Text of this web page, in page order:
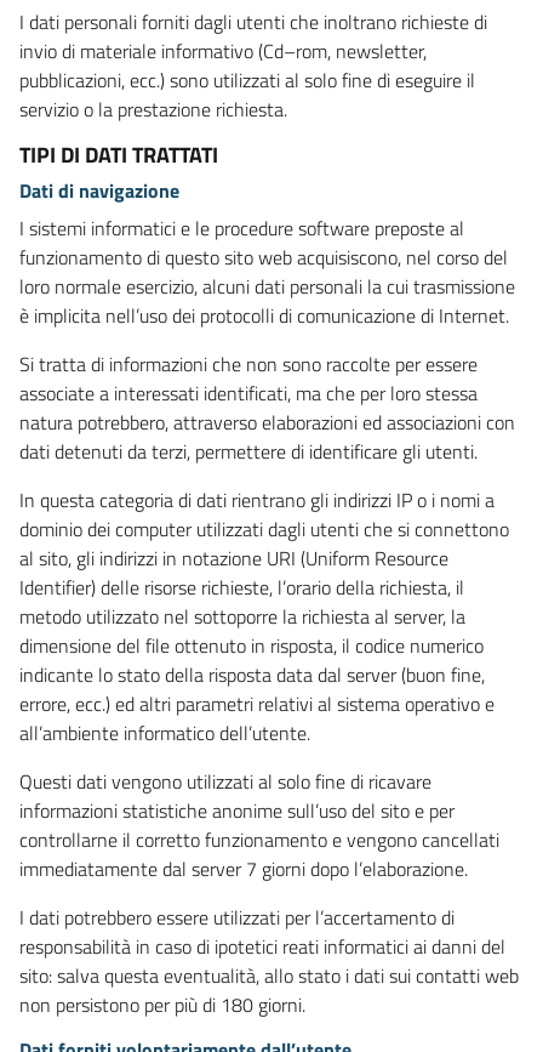
I dati personali forniti dagli utenti che inoltrano richieste di
invio di materiale informativo (Cd–rom, newsletter,
pubblicazioni, ecc.) sono utilizzati al solo fine di eseguire il
servizio o la prestazione richiesta.
TIPI DI DATI TRATTATI
Dati di navigazione
I sistemi informatici e le procedure software preposte al
funzionamento di questo sito web acquisiscono, nel corso del
loro normale esercizio, alcuni dati personali la cui trasmissione
è implicita nell’uso dei protocolli di comunicazione di Internet.
Si tratta di informazioni che non sono raccolte per essere
associate a interessati identificati, ma che per loro stessa
natura potrebbero, attraverso elaborazioni ed associazioni con
dati detenuti da terzi, permettere di identificare gli utenti.
In questa categoria di dati rientrano gli indirizzi IP o i nomi a
dominio dei computer utilizzati dagli utenti che si connettono
al sito, gli indirizzi in notazione URI (Uniform Resource
Identifier) delle risorse richieste, l’orario della richiesta, il
metodo utilizzato nel sottoporre la richiesta al server, la
dimensione del file ottenuto in risposta, il codice numerico
indicante lo stato della risposta data dal server (buon fine,
errore, ecc.) ed altri parametri relativi al sistema operativo e
all’ambiente informatico dell’utente.
Questi dati vengono utilizzati al solo fine di ricavare
informazioni statistiche anonime sull’uso del sito e per
controllarne il corretto funzionamento e vengono cancellati
immediatamente dal server 7 giorni dopo l’elaborazione.
I dati potrebbero essere utilizzati per l’accertamento di
responsabilità in caso di ipotetici reati informatici ai danni del
sito: salva questa eventualità, allo stato i dati sui contatti web
non persistono per più di 180 giorni.